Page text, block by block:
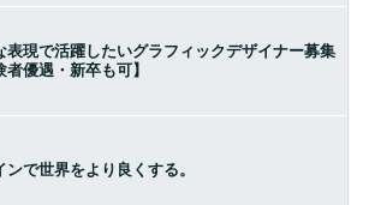
表現で活躍したいグラフィックデザイナー募集
者優遇・新卒も可】
ンで世界をより良くする。